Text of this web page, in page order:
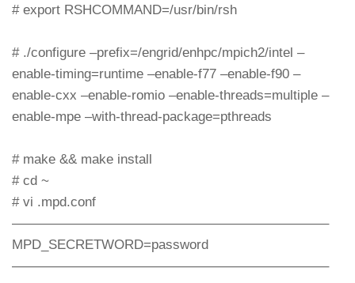
# export RSHCOMMAND=/usr/bin/rsh
# ./configure –prefix=/engrid/enhpc/mpich2/intel –
enable-timing=runtime –enable-f77 –enable-f90 –
enable-cxx –enable-romio –enable-threads=multiple –
enable-mpe –with-thread-package=pthreads
# make && make install
# cd ~
# vi .mpd.conf
———————————————————————–
MPD_SECRETWORD=password
———————————————————————–